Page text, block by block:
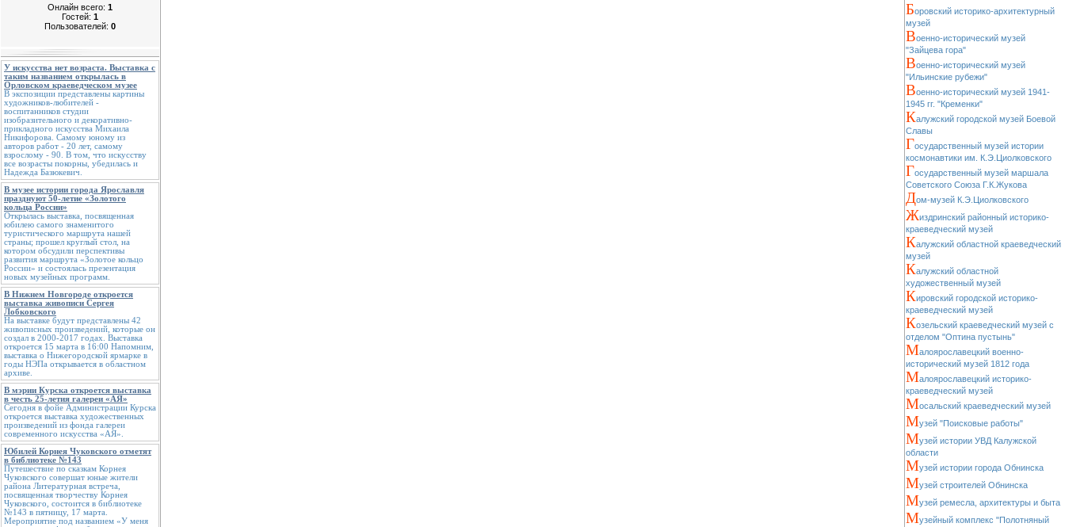
Онлайн всего: 1
Гостей: 1
Пользователей: 0
У искусства нет возраста. Выставка с
таким названием открылась в
Орловском краеведческом музее
В экспозиции представлены картины
художников-любителей -
воспитанников студии
изобразительного и декоративно-
прикладного искусства Михаила
Никифорова. Самому юному из
авторов работ - 20 лет, самому
взрослому - 90. В том, что искусству
все возрасты покорны, убедилась и
Надежда Базюкевич.
В музее истории города Ярославля
празднуют 50-летие «Золотого
кольца России»
Открылась выставка, посвященная
юбилею самого знаменитого
туристического маршрута нашей
страны; прошел круглый стол, на
котором обсудили перспективы
развития маршрута «Золотое кольцо
России» и состоялась презентация
новых музейных программ.
В Нижнем Новгороде откроется
выставка живописи Сергея
Лобковского
На выставке будут представлены 42
живописных произведений, которые он
создал в 2000-2017 годах. Выставка
откроется 15 марта в 16:00 Напомним,
выставка о Нижегородской ярмарке в
годы НЭПа открывается в областном
архиве.
В мэрии Курска откроется выставка
в честь 25-летия галереи «АЯ»
Сегодня в фойе Администрации Курска
откроется выставка художественных
произведений из фонда галереи
современного искусства «АЯ».
Юбилей Корнея Чуковского отметят
в библиотеке №143
Путешествие по сказкам Корнея
Чуковского совершат юные жители
района Литературная встреча,
посвященная творчеству Корнея
Чуковского, состоится в библиотеке
№143 в пятницу, 17 марта.
Мероприятие под названием «У меня
Боровский историко-архитектурный
музей
Военно-исторический музей
"Зайцева гора"
Военно-исторический музей
"Ильинские рубежи"
Военно-исторический музей 1941-
1945 гг. "Кременки"
Калужский городской музей Боевой
Славы
Государственный музей истории
космонавтики им. К.Э.Циолковского
Государственный музей маршала
Советского Союза Г.К.Жукова
Дом-музей К.Э.Циолковского
Жиздринский районный историко-
краеведческий музей
Калужский областной краеведческий
музей
Калужский областной
художественный музей
Кировский городской историко-
краеведческий музей
Козельский краеведческий музей с
отделом "Оптина пустынь"
Малоярославецкий военно-
исторический музей 1812 года
Малоярославецкий историко-
краеведческий музей
Мосальский краеведческий музей
Музей "Поисковые работы"
Музей истории УВД Калужской
области
Музей истории города Обнинска
Музей строителей Обнинска
Музей ремесла, архитектуры и быта
Музейный комплекс "Полотняный